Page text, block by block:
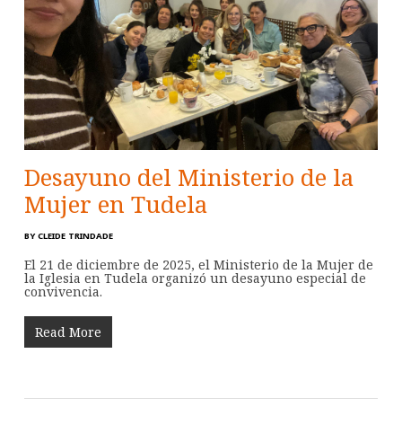
Desayuno del Ministerio de la
Mujer en Tudela
BY CLEIDE TRINDADE
El 21 de diciembre de 2025, el Ministerio de la Mujer de
la Iglesia en Tudela organizó un desayuno especial de
convivencia.
Read More